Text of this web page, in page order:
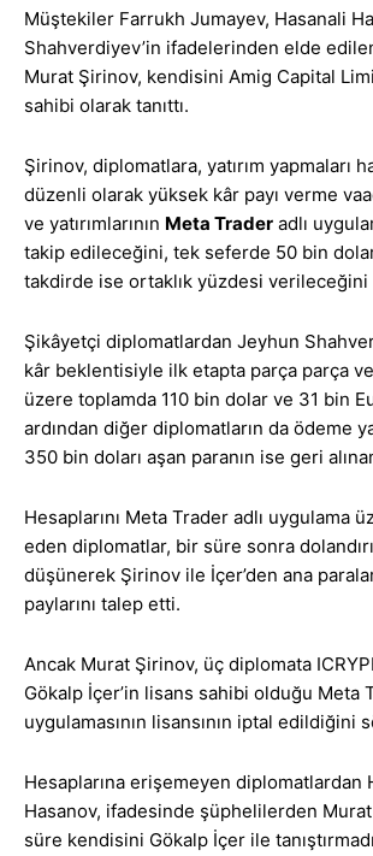
Müştekiler Farrukh Jumayev, Hasanali
Shahverdiyev’in ifadelerinden elde
Murat Şirinov, kendisini Amig Capital
sahibi olarak tanıttı.
Şirinov, diplomatlara, yatırım yapmaları
düzenli olarak yüksek kâr payı verme
ve yatırımlarının Meta Trader adlı
takip edileceğini, tek seferde 50 bin
takdirde ise ortaklık yüzdesi
Şikâyetçi diplomatlardan Jeyhun
kâr beklentisiyle ilk etapta parça parça
üzere toplamda 110 bin dolar ve 31 bin
ardından diğer diplomatların da ödeme
350 bin doları aşan paranın ise geri
Hesaplarını Meta Trader adlı uygulama
eden diplomatlar, bir süre sonra
düşünerek Şirinov ile İçer’den ana
paylarını talep etti.
Ancak Murat Şirinov, üç diplomata
Gökalp İçer’in lisans sahibi olduğu Meta
uygulamasının lisansının iptal edildiğini
Hesaplarına erişemeyen diplomatlardan
Hasanov, ifadesinde şüphelilerden
süre kendisini Gökalp İçer ile